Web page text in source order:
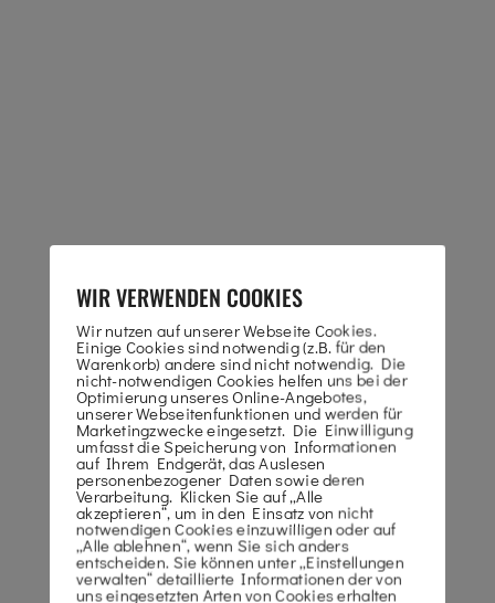
UNSERE
ARBEITSBÜHNEN
WIR VERWENDEN COOKIES
Wir nutzen auf unserer Webseite Cookies.
Einige Cookies sind notwendig (z.B. für den
Warenkorb) andere sind nicht notwendig. Die
nicht-notwendigen Cookies helfen uns bei der
Optimierung unseres Online-Angebotes,
unserer Webseitenfunktionen und werden für
Marketingzwecke eingesetzt. Die Einwilligung
umfasst die Speicherung von Informationen
auf Ihrem Endgerät, das Auslesen
personenbezogener Daten sowie deren
Verarbeitung. Klicken Sie auf „Alle
akzeptieren“, um in den Einsatz von nicht
notwendigen Cookies einzuwilligen oder auf
„Alle ablehnen“, wenn Sie sich anders
entscheiden. Sie können unter „Einstellungen
verwalten“ detaillierte Informationen der von
uns eingesetzten Arten von Cookies erhalten